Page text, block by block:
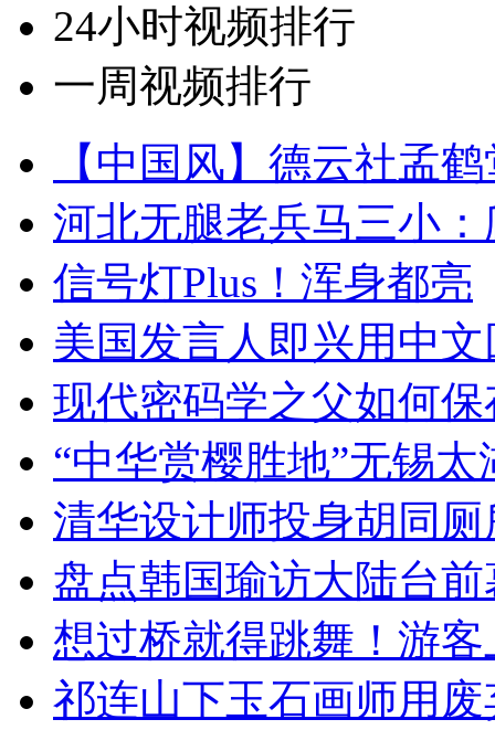
24小时视频排行
一周视频排行
【中国风】德云社孟
河北无腿老兵马三小
信号灯Plus！浑身都亮
美国发言人即兴用中
现代密码学之父如何
“中华赏樱胜地”无锡
清华设计师投身胡同
盘点韩国瑜访大陆台
想过桥就得跳舞！游客
祁连山下玉石画师用